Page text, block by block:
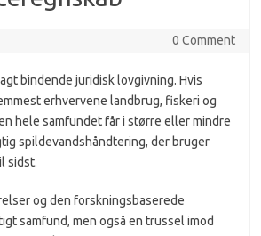
0 Comment
bindende juridisk lovgivning. Hvis
erhvervene landbrug, fiskeri og
hele samfundet får i større eller mindre
spildevandshåndtering, der bruger
sidst.
og den forskningsbaserede
samfund, men også en trussel imod